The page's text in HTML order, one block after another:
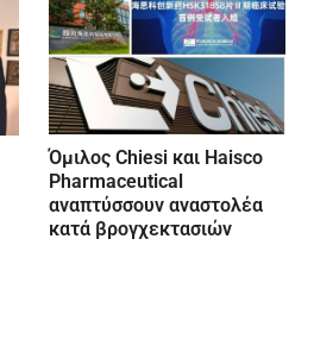
Όμιλος Chiesi και Haisco
Pharmaceutical
αναπτύσσουν αναστολέα
κατά βρογχεκτασιών